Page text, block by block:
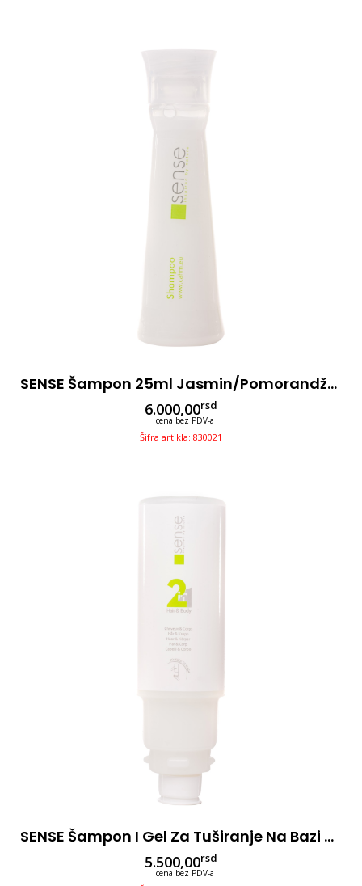
SENSE Šampon 25ml Jasmin/pomorandža 195kom
6.000,00rsd
cena bez PDV-a
Šifra artikla: 830021
SENSE Šampon I Gel Za Tuširanje Na Bazi Jasmina I Pomorandže 2u1 450ml 12kom
5.500,00rsd
cena bez PDV-a